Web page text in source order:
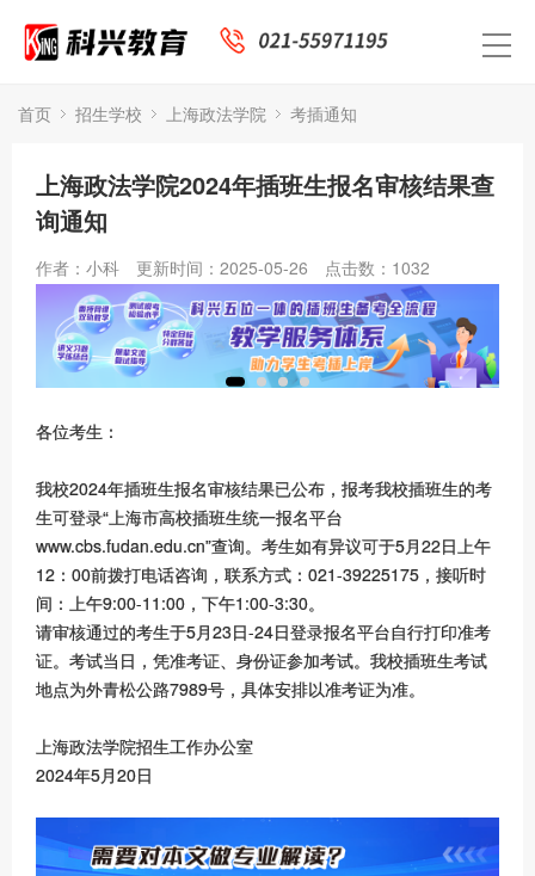
首页 招生学校 上海政法学院 考插通知
上海政法学院2024年插班生报名审核结果查
询通知
作者：小科 更新时间：2025-05-26 点击数： 1032
各位考生：
我校2024年插班生报名审核结果已公布，报考我校插班生的考
生可登录“上海市高校插班生统一报名平台
www.cbs.fudan.edu.cn”查询。考生如有异议可于5月22日上午
12：00前拨打电话咨询，联系方式：021-39225175，接听时
间：上午9:00-11:00，下午1:00-3:30。
请审核通过的考生于5月23日-24日登录报名平台自行打印准考
证。考试当日，凭准考证、身份证参加考试。我校插班生考试
地点为外青松公路7989号，具体安排以准考证为准。
上海政法学院招生工作办公室
2024年5月20日